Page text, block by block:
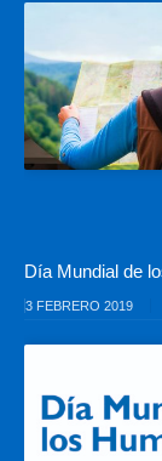
Día Mundial de
3 FEBRERO 2019